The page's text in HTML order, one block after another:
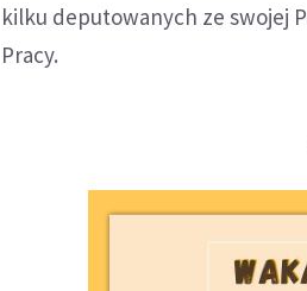
kilku deputowanych ze swojej
Pracy.